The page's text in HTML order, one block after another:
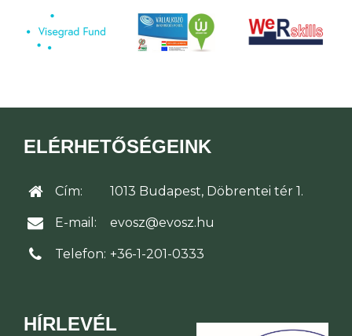
ELÉRHETŐSÉGEINK
Cím: 1013 Budapest, Döbrentei tér 1.
E-mail: evosz@evosz.hu
Telefon: +36-1-201-0333
HÍRLEVÉL